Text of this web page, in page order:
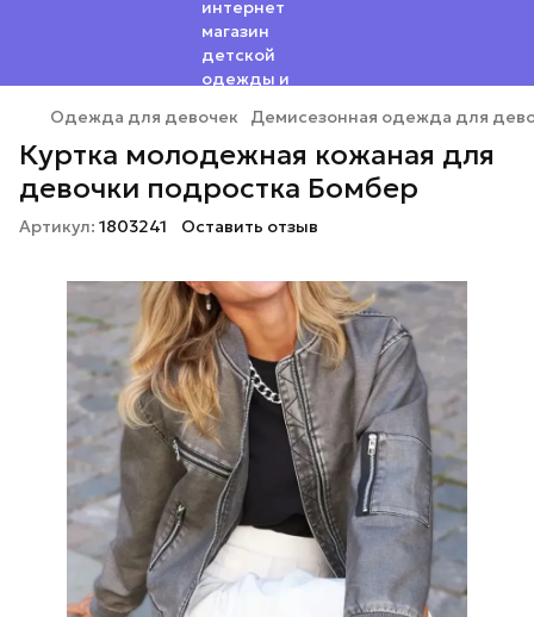
Одежда для девочек Демисезонная одежда для
Куртка молодежная кожаная для
девочки подростка Бомбер
Артикул: 1803241 Оставить отзыв